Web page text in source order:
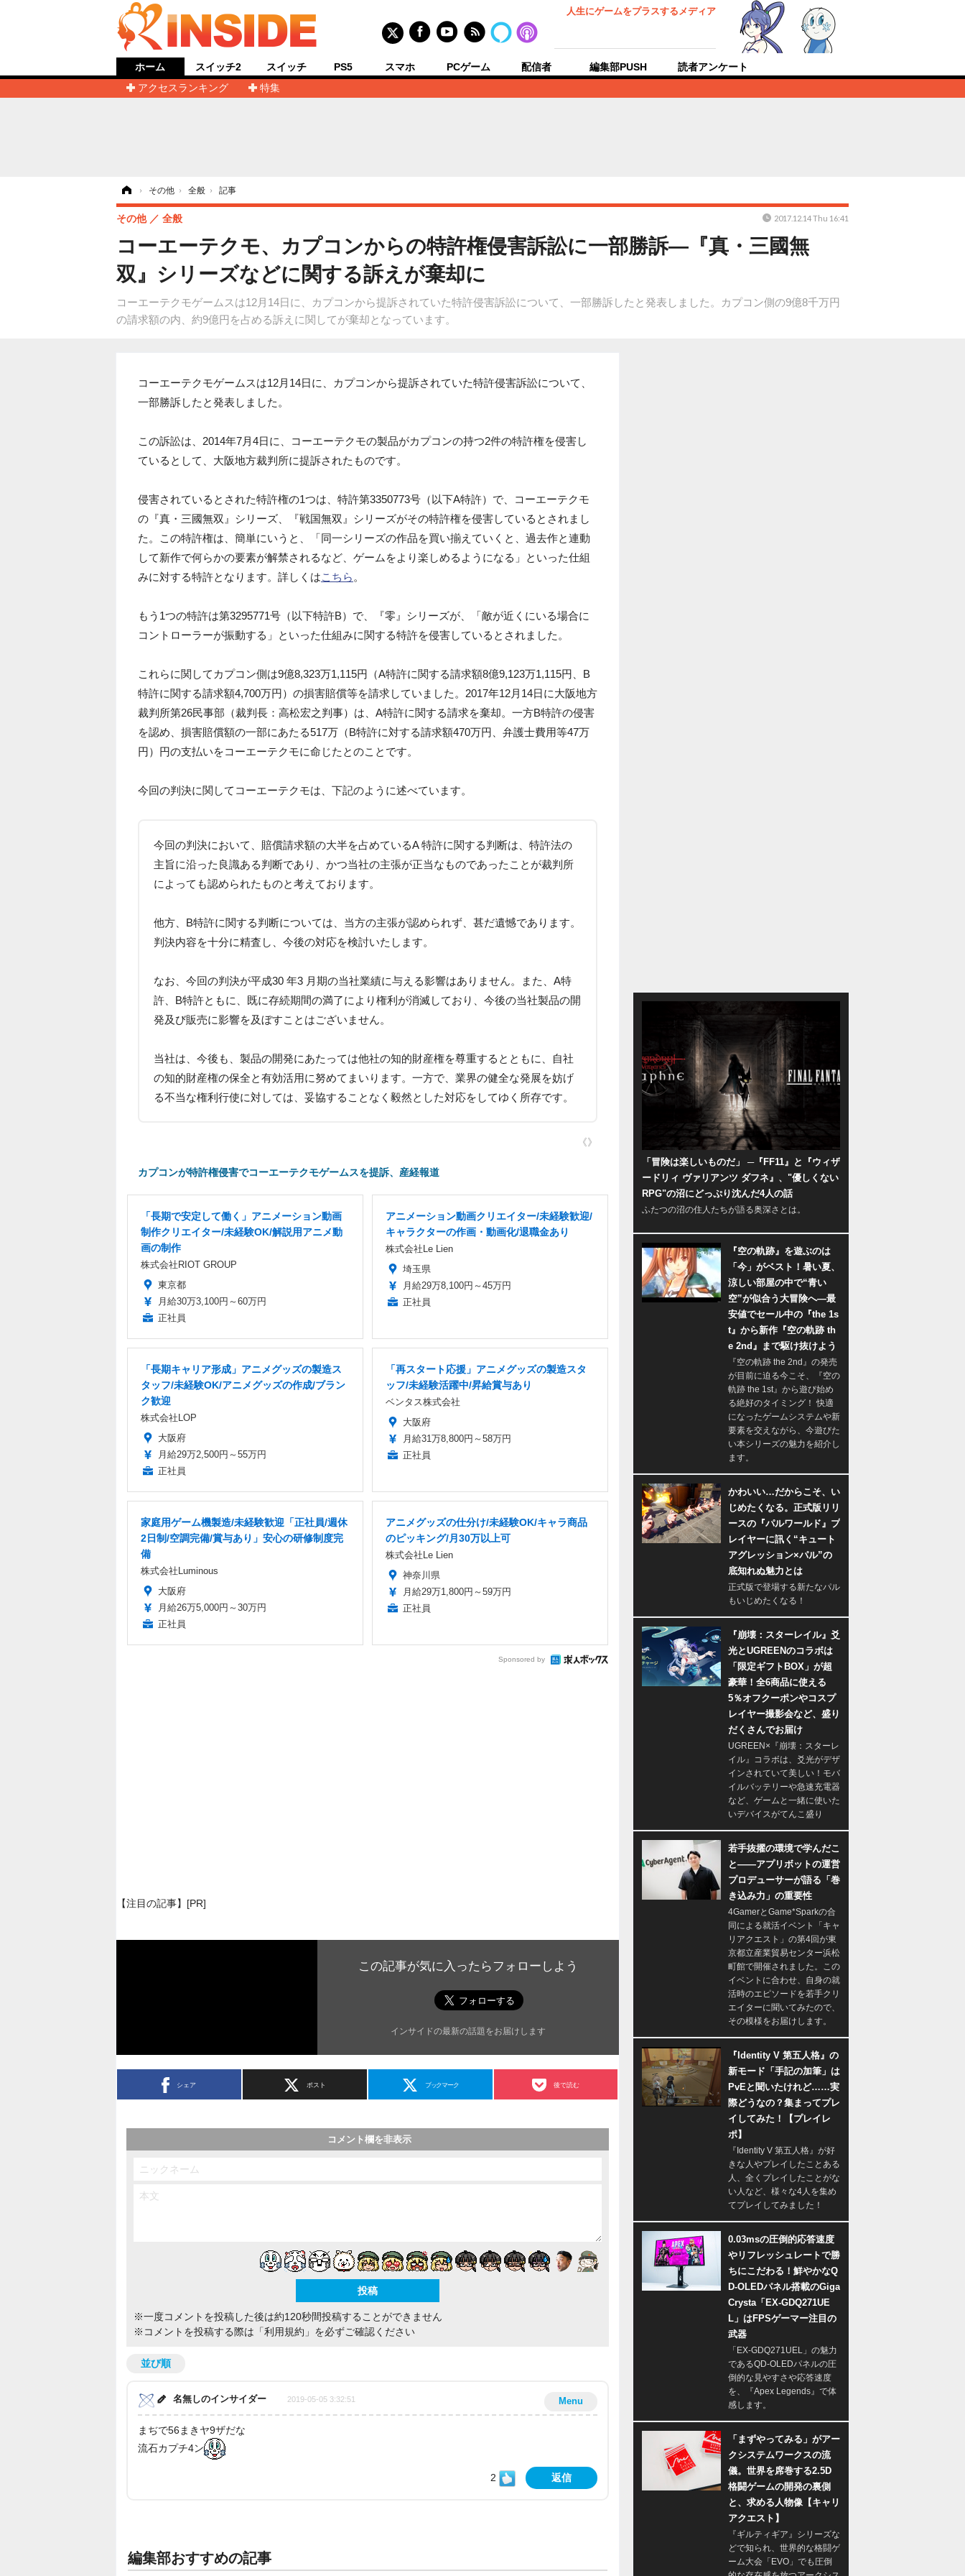
人生にゲームをプラスするメディア
ホーム
アクセスランキング
特集
スイッチ2 スイッチ PS5 スマホ PCゲーム 配信者 編集部PUSH 読者アンケート
› その他 › 全般 › 記事
コーエーテクモ、カプコンからの特許権侵害訴訟に一部勝訴―『真・三國無
双』シリーズなどに関する訴えが棄却に
コーエーテクモゲームスは12月14日に、カプコンから提訴されていた特許侵害訴訟について、一部勝訴したと発表しました。カプコン側の9億8千万円
の請求額の内、約9億円を占める訴えに関してが棄却となっています。
その他 全般 2017.12.14 Thu 16:41
コーエーテクモゲームスは12月14日に、カプコンから提訴されていた特許侵害訴訟について、
一部勝訴したと発表しました。
この訴訟は、2014年7月4日に、コーエーテクモの製品がカプコンの持つ2件の特許権を侵害し
ているとして、大阪地方裁判所に提訴されたものです。
侵害されているとされた特許権の1つは、特許第3350773号（以下A特許）で、コーエーテクモ
の『真・三國無双』シリーズ、『戦国無双』シリーズがその特許権を侵害しているとされまし
た。この特許権は、簡単にいうと、「同一シリーズの作品を買い揃えていくと、過去作と連動
して新作で何らかの要素が解禁されるなど、ゲームをより楽しめるようになる」といった仕組
みに対する特許となります。詳しくはこちら 。
もう1つの特許は第3295771号（以下特許B）で、『零』シリーズが、「敵が近くにいる場合に
コントローラーが振動する」といった仕組みに関する特許を侵害しているとされました。
これらに関してカプコン側は9億8,323万1,115円（A特許に関する請求額8億9,123万1,115円、B
特許に関する請求額4,700万円）の損害賠償等を請求していました。2017年12月14日に大阪地方
裁判所第26民事部（裁判長：高松宏之判事）は、A特許に関する請求を棄却。一方B特許の侵害
を認め、損害賠償額の一部にあたる517万（B特許に対する請求額470万円、弁護士費用等47万
円）円の支払いをコーエーテクモに命じたとのことです。
今回の判決に関してコーエーテクモは、下記のように述べています。
今回の判決において、賠償請求額の大半を占めているA 特許に関する判断は、特許法の
主旨に沿った良識ある判断であり、かつ当社の主張が正当なものであったことが裁判所
によっても認められたものと考えております。
他方、B特許に関する判断については、当方の主張が認められず、甚だ遺憾であります。
判決内容を十分に精査し、今後の対応を検討いたします。
なお、今回の判決が平成30 年3 月期の当社業績に与える影響はありません。また、A特
許、B特許ともに、既に存続期間の満了により権利が消滅しており、今後の当社製品の開
発及び販売に影響を及ぼすことはございません。
当社は、今後も、製品の開発にあたっては他社の知的財産権を尊重するとともに、自社
の知的財産権の保全と有効活用に努めてまいります。一方で、業界の健全な発展を妨げ
る不当な権利行使に対しては、妥協することなく毅然とした対応をしてゆく所存です。
《》
カプコンが特許権侵害でコーエーテクモゲームスを提訴、産経報道
「長期で安定して働く」アニメーション動画
制作クリエイター/未経験OK/解説用アニメ動
画の制作
株式会社RIOT GROUP
東京都
月給30万3,100円～60万円
正社員
アニメーション動画クリエイター/未経験歓迎/
キャラクターの作画・動画化/退職金あり
株式会社Le Lien
埼玉県
月給29万8,100円～45万円
正社員
「長期キャリア形成」アニメグッズの製造ス
タッフ/未経験OK/アニメグッズの作成/ブラン
ク歓迎
株式会社LOP
大阪府
月給29万2,500円～55万円
正社員
「再スタート応援」アニメグッズの製造スタ
ッフ/未経験活躍中/昇給賞与あり
ベンタス株式会社
大阪府
月給31万8,800円～58万円
正社員
家庭用ゲーム機製造/未経験歓迎「正社員/週休
2日制/空調完備/賞与あり」安心の研修制度完
備
株式会社Luminous
大阪府
月給26万5,000円～30万円
正社員
アニメグッズの仕分け/未経験OK/キャラ商品
のピッキング/月30万以上可
株式会社Le Lien
神奈川県
月給29万1,800円～59万円
正社員
Sponsored by
【注目の記事】[PR]
この記事が気に入ったらフォローしよう
インサイドの最新の話題をお届けします
シェア ポスト ブックマーク 後で読む
コメント欄を非表示
※一度コメントを投稿した後は約120秒間投稿することができません
※コメントを投稿する際は 「利用規約」 を必ずご確認ください
並び順
Menu
名無しのインサイダー 2019-05-05 3:32:51
まぢで56まきヤ9ザだな
流石カプチ4ン
2 返信
編集部おすすめの記事
「冒険は楽しいものだ」 ─『FF11』と『ウィザ
ードリィ ヴァリアンツ ダフネ』、"優しくない
RPG"の沼にどっぷり沈んだ4人の話
ふたつの沼の住人たちが語る奥深さとは。
『空の軌跡』を遊ぶのは
「今」がベスト！暑い夏、
涼しい部屋の中で“青い
空”が似合う大冒険へ―最
安値でセール中の『the 1s
t』から新作『空の軌跡 th
e 2nd』まで駆け抜けよう
『空の軌跡 the 2nd』の発売
が目前に迫る今こそ、『空の
軌跡 the 1st』から遊び始め
る絶好のタイミング！ 快適
になったゲームシステムや新
要素を交えながら、今遊びた
い本シリーズの魅力を紹介し
ます。
かわいい…だからこそ、い
じめたくなる。正式版リリ
ースの『パルワールド』プ
レイヤーに訊く“キュート
アグレッション×パル”の
底知れぬ魅力とは
正式版で登場する新たなパル
もいじめたくなる！
『崩壊：スターレイル』爻
光とUGREENのコラボは
「限定ギフトBOX」が超
豪華！全6商品に使える
5％オフクーポンやコスプ
レイヤー撮影会など、盛り
だくさんでお届け
UGREEN×『崩壊：スターレ
イル』コラボは、爻光がデザ
インされていて美しい！モバ
イルバッテリーや急速充電器
など、ゲームと一緒に使いた
いデバイスがてんこ盛り
若手抜擢の環境で学んだこ
と――アプリボットの運営
プロデューサーが語る「巻
き込み力」の重要性
4GamerとGame*Sparkの合
同による就活イベント「キャ
リアクエスト」の第4回が東
京都立産業貿易センター浜松
町館で開催されました。この
イベントに合わせ、自身の就
活時のエピソードを若手クリ
エイターに聞いてみたので、
その模様をお届けします。
『Identity V 第五人格』の
新モード「手記の加筆」は
PvEと聞いたけれど……実
際どうなの？集まってプレ
イしてみた！【プレイレ
ポ】
『Identity V 第五人格』が好
きな人やプレイしたことある
人、全くプレイしたことがな
い人など、様々な4人を集め
てプレイしてみました！
0.03msの圧倒的応答速度
やリフレッシュレートで勝
ちにこだわる！鮮やかなQ
D-OLEDパネル搭載のGiga
Crysta「EX-GDQ271UE
L」はFPSゲーマー注目の
武器
「EX-GDQ271UEL」の魅力
であるQD-OLEDパネルの圧
倒的な見やすさや応答速度
を、『Apex Legends』で体
感します。
「まずやってみる」がアー
クシステムワークスの流
儀。世界を席巻する2.5D
格闘ゲームの開発の裏側
と、求める人物像【キャリ
アクエスト】
『ギルティギア』シリーズな
どで知られ、世界的な格闘ゲ
ーム大会「EVO」でも圧倒